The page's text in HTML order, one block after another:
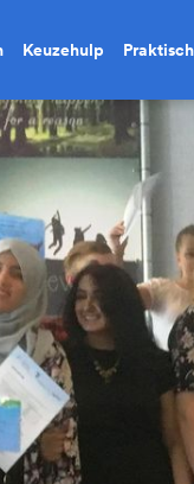
Keuzehulp